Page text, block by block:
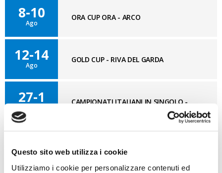
Questo sito web utilizza i cookie
Utilizziamo i cookie per personalizzare contenuti ed
8-10
Ago
ORA CUP ORA - ARCO
12-14
Ago
GOLD CUP - RIVA DEL GARDA
27-1
CAMPIONATI ITALIANI IN SINGOLO -
BLOG OPTI GAN